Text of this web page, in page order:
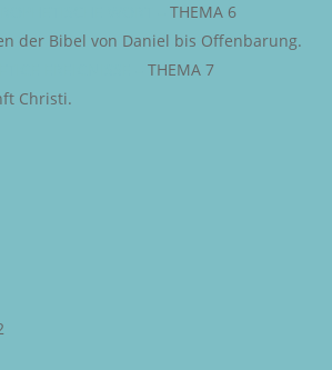
THEMA 6
der Bibel von Daniel bis Offenbarung.
THEMA 7
Christi.